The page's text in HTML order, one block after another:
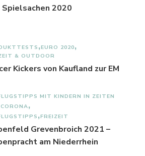
Spielsachen 2020
EURO 2020
& OUTDOOR
Kickers von Kaufland zur EM
MIT KINDERN IN ZEITEN
FREIZEIT
Grevenbroich 2021 –
am Niederrhein